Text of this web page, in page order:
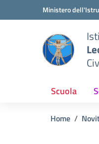
Vai ai contenuti
Vai al menu di navigazione
Ministero
Scuola
Home